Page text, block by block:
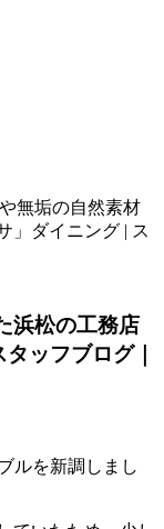
無垢の自然素材
」ダイニング | ス
浜松の工務店
ッフブログ｜
ルを新調しまし